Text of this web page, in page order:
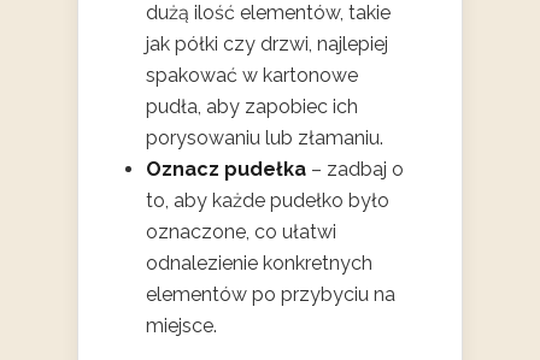
dużą ilość elementów, takie
jak półki czy drzwi, najlepiej
spakować w kartonowe
pudła, aby zapobiec ich
porysowaniu lub złamaniu.
Oznacz pudełka – zadbaj o
to, aby każde pudełko było
oznaczone, co ułatwi
odnalezienie konkretnych
elementów po przybyciu na
miejsce.